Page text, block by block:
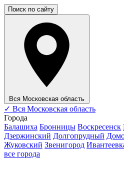
Поиск по сайту
Вся Московская область
✓ Вся Московская область
Города
Балашиха Бронницы Воскресенск
Дзержинский Долгопрудный
Жуковский Звенигород
все города